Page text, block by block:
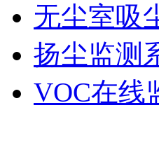
无尘室吸
扬尘监测
VOC在线